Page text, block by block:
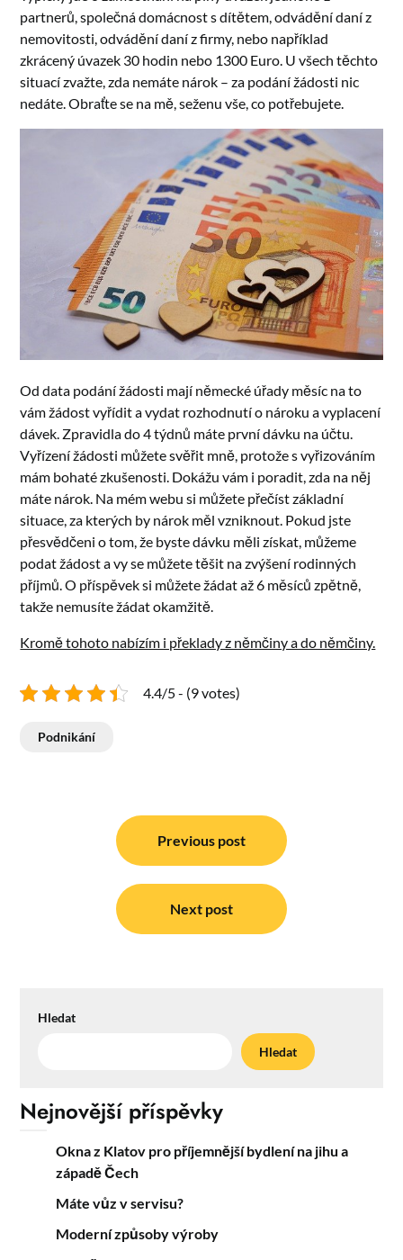
partnerů, společná domácnost s dítětem, odvádění daní z
nemovitosti, odvádění daní z firmy, nebo například
zkrácený úvazek 30 hodin nebo 1300 Euro. U všech těchto
situací zvažte, zda nemáte nárok – za podání žádosti nic
nedáte. Obraťte se na mě, seženu vše, co potřebujete.
Od data podání žádosti mají německé úřady měsíc na to
vám žádost vyřídit a vydat rozhodnutí o nároku a vyplacení
dávek. Zpravidla do 4 týdnů máte první dávku na účtu.
Vyřízení žádosti můžete svěřit mně, protože s vyřizováním
mám bohaté zkušenosti. Dokážu vám i poradit, zda na něj
máte nárok. Na mém webu si můžete přečíst základní
situace, za kterých by nárok měl vzniknout. Pokud jste
přesvědčeni o tom, že byste dávku měli získat, můžeme
podat žádost a vy se můžete těšit na zvýšení rodinných
příjmů. O příspěvek si můžete žádat až 6 měsíců zpětně,
takže nemusíte žádat okamžitě.
Kromě tohoto nabízím i překlady z němčiny a do němčiny.
4.4/5 - (9 votes)
Podnikání
Previous post
Next post
Hledat
Hledat
Nejnovější příspěvky
Okna z Klatov pro příjemnější bydlení na jihu a
západě Čech
Máte vůz v servisu?
Moderní způsoby výroby